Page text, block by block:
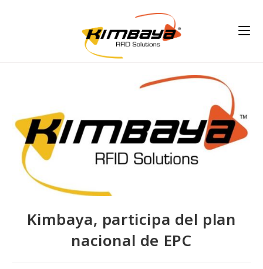
Kimbaya, participa del plan
nacional de EPC